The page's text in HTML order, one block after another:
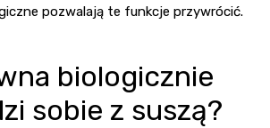
pozwalają te funkcje przywrócić.
biologicznie
sobie z suszą?